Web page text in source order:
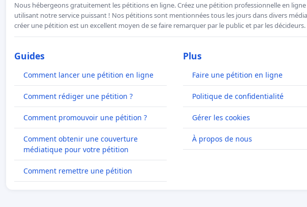
Nous hébergeons gratuitement les pétitions en ligne. Créez une pétition professionnelle en ligne
utilisant notre service puissant ! Nos pétitions sont mentionnées tous les jours dans divers
créer une pétition est un excellent moyen de se faire remarquer par le public et par les décideurs.
Guides
Comment lancer une pétition en ligne
Comment rédiger une pétition ?
Comment promouvoir une pétition ?
Comment obtenir une couverture
médiatique pour votre pétition
Comment remettre une pétition
Plus
Faire une pétition en ligne
Politique de confidentialité
Gérer les cookies
À propos de nous